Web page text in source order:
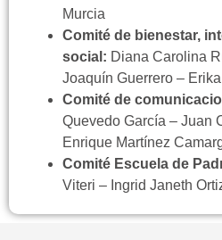
Murcia
Comité de bienestar,
social: Diana Carolina
Joaquín Guerrero –
Comité de
Quevedo García – Juan
Enrique Martínez
Comité Escuela de
Viteri – Ingrid Janeth